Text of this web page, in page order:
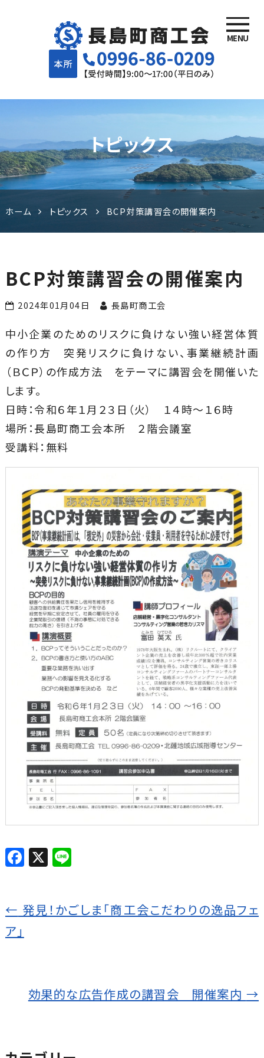
長島町商
工会 | 鹿
児島県長
島町でが
んばる事
業者様を
応援しま
す！
MENU
トピックス
ホーム トピックス BCP対策講習会の開催案内
BCP対策講習会の開催案内
2024年01月04日 長島町商工会
中小企業のためのリスクに負けない強い経営体質
の作り方 突発リスクに負けない、事業継続計画
（ＢＣＰ）の作成方法 をテーマに講習会を開催いた
します。
日時：令和６年１月２３日（火） １４時～１６時
場所：長島町商工会本所 ２階会議室
受講料：無料
F
a
e
b
k
X Li
← 発見！かごしま「商工会こだわりの逸品フェ
ア」
効果的な広告作成の講習会 開催案内 →